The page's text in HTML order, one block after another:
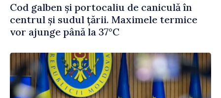
Cod galben și portocaliu de caniculă în
centrul și sudul țării. Maximele termice
vor ajunge până la 37°C